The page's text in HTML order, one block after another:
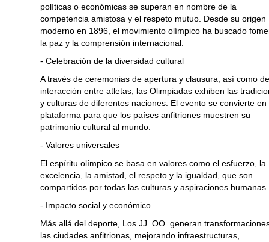
políticas o económicas se superan en nombre de la
competencia amistosa y el respeto mutuo. Desde su origen
moderno en 1896, el movimiento olímpico ha buscado
la paz y la comprensión internacional.
- Celebración de la diversidad cultural
A través de ceremonias de apertura y clausura, así como
interacción entre atletas, las Olimpiadas exhiben las
y culturas de diferentes naciones. El evento se convierte en
plataforma para que los países anfitriones muestren su
patrimonio cultural al mundo.
- Valores universales
El espíritu olímpico se basa en valores como el esfuerzo, la
excelencia, la amistad, el respeto y la igualdad, que son
compartidos por todas las culturas y aspiraciones humanas.
- Impacto social y económico
Más allá del deporte, Los JJ. OO. generan
las ciudades anfitrionas, mejorando infraestructuras,